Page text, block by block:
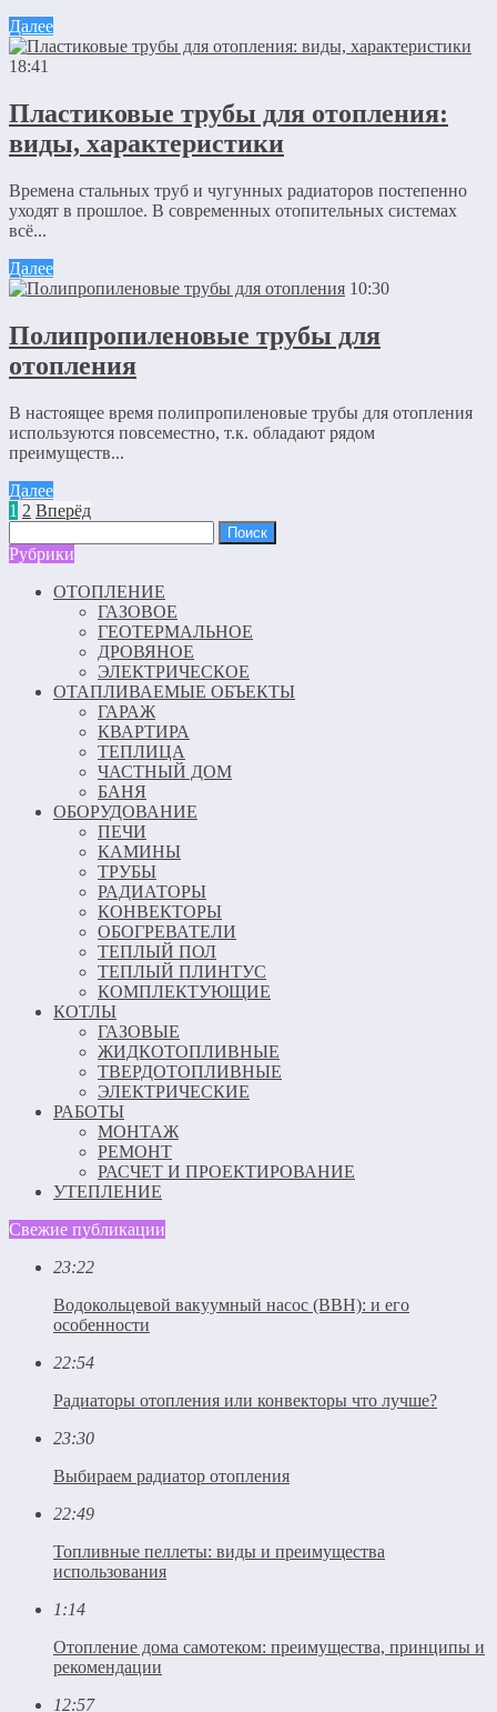
Далее
18:41
Пластиковые трубы для отопления:
виды, характеристики
Времена стальных труб и чугунных радиаторов постепенно
уходят в прошлое. В современных отопительных системах
всё...
Далее
10:30
Полипропиленовые трубы для
отопления
В настоящее время полипропиленовые трубы для отопления
используются повсеместно, т.к. обладают рядом
преимуществ...
Далее
1 2 Вперёд
Рубрики
ОТОПЛЕНИЕ
ГАЗОВОЕ
ГЕОТЕРМАЛЬНОЕ
ДРОВЯНОЕ
ЭЛЕКТРИЧЕСКОЕ
ОТАПЛИВАЕМЫЕ ОБЪЕКТЫ
ГАРАЖ
КВАРТИРА
ТЕПЛИЦА
ЧАСТНЫЙ ДОМ
БАНЯ
ОБОРУДОВАНИЕ
ПЕЧИ
КАМИНЫ
ТРУБЫ
РАДИАТОРЫ
КОНВЕКТОРЫ
ОБОГРЕВАТЕЛИ
ТЕПЛЫЙ ПОЛ
ТЕПЛЫЙ ПЛИНТУС
КОМПЛЕКТУЮЩИЕ
КОТЛЫ
ГАЗОВЫЕ
ЖИДКОТОПЛИВНЫЕ
ТВЕРДОТОПЛИВНЫЕ
ЭЛЕКТРИЧЕСКИЕ
РАБОТЫ
МОНТАЖ
РЕМОНТ
РАСЧЕТ И ПРОЕКТИРОВАНИЕ
УТЕПЛЕНИЕ
Свежие публикации
23:22
Водокольцевой вакуумный насос (ВВН): и его
особенности
22:54
Радиаторы отопления или конвекторы что лучше?
23:30
Выбираем радиатор отопления
22:49
Топливные пеллеты: виды и преимущества
использования
1:14
Отопление дома самотеком: преимущества, принципы и
рекомендации
12:57